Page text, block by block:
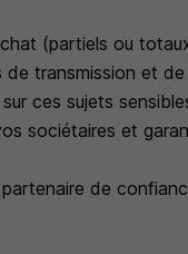
(partiels ou
de transmission et
ces sujets
sociétaires et
de